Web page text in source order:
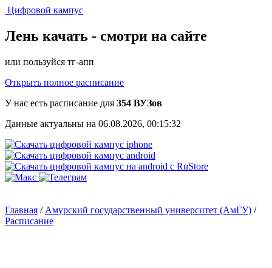
Цифровой кампус
Лень качать - смотри на сайте
или пользуйся тг-апп
Открыть полное расписание
У нас есть расписание для 354 ВУЗов
Данные актуальны на 06.08.2026, 00:15:32
Главная / Амурский государственный университет (АмГУ) /
Расписание